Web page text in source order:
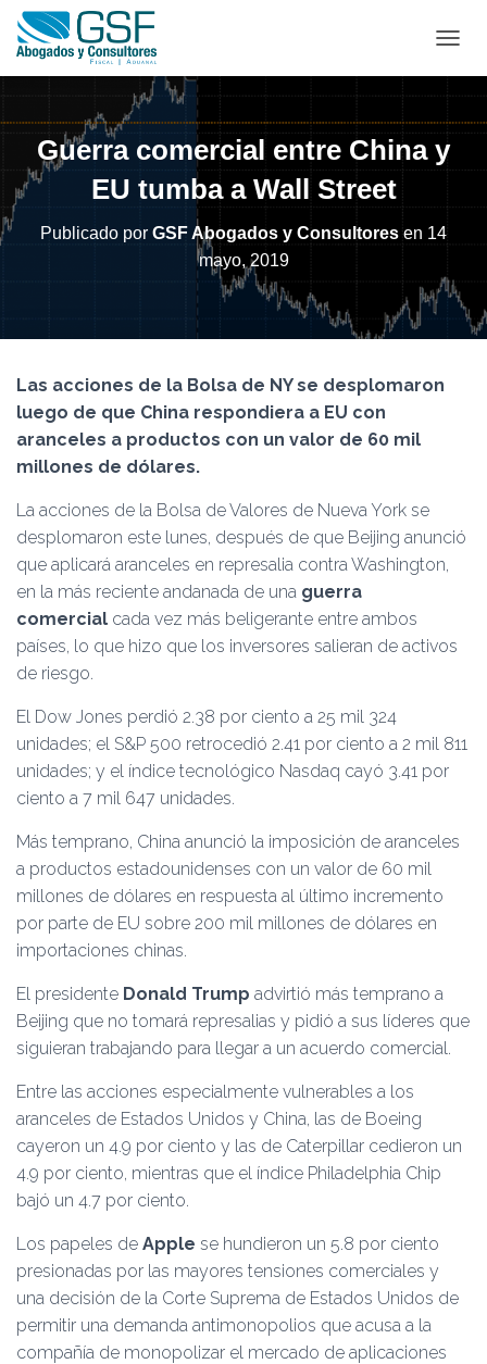
A
M
I
A
M
D
D
E
A
Guerra comercial entre China y
EU tumba a Wall Street
Publicado por GSF Abogados y Consultoresen 14
mayo, 2019
Las acciones de la Bolsa de NY se desplomaron
luego de que China respondiera a EU con
aranceles a productos con un valor de 60 mil
millones de dólares.
La acciones de la Bolsa de Valores de Nueva York se
desplomaron este lunes, después de que Beijing anunció
que aplicará aranceles en represalia contra Washington,
en la más reciente andanada de una guerra
comercial cada vez más beligerante entre ambos
países, lo que hizo que los inversores salieran de activos
de riesgo.
El Dow Jones perdió 2.38 por ciento a 25 mil 324
unidades; el S&P 500 retrocedió 2.41 por ciento a 2 mil 811
unidades; y el índice tecnológico Nasdaq cayó 3.41 por
ciento a 7 mil 647 unidades.
Más temprano, China anunció la imposición de aranceles
a productos estadounidenses con un valor de 60 mil
millones de dólares en respuesta al último incremento
por parte de EU sobre 200 mil millones de dólares en
importaciones chinas.
El presidente Donald Trump advirtió más temprano a
Beijing que no tomará represalias y pidió a sus líderes que
siguieran trabajando para llegar a un acuerdo comercial.
Entre las acciones especialmente vulnerables a los
aranceles de Estados Unidos y China, las de Boeing
cayeron un 4.9 por ciento y las de Caterpillar cedieron un
4.9 por ciento, mientras que el índice Philadelphia Chip
bajó un 4.7 por ciento.
Los papeles de Apple se hundieron un 5.8 por ciento
presionadas por las mayores tensiones comerciales y
una decisión de la Corte Suprema de Estados Unidos de
permitir una demanda antimonopolios que acusa a la
compañía de monopolizar el mercado de aplicaciones